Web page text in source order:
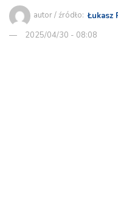
autor / źródło: Łukasz
2025/04/30 - 08:08